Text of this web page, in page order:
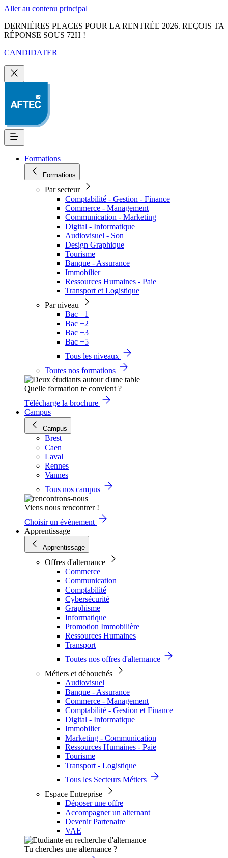
Aller au contenu principal
DERNIÈRES PLACES POUR LA RENTRÉE 2026. REÇOIS TA
RÉPONSE SOUS 72H !
CANDIDATER
Formations
Formations
Par secteur
Comptabilité - Gestion - Finance
Commerce - Management
Communication - Marketing
Digital - Informatique
Audiovisuel - Son
Design Graphique
Tourisme
Banque - Assurance
Immobilier
Ressources Humaines - Paie
Transport et Logistique
Par niveau
Bac +1
Bac +2
Bac +3
Bac +5
Tous les niveaux
Toutes nos formations
Quelle formation te convient ?
Télécharge la brochure
Campus
Campus
Brest
Caen
Laval
Rennes
Vannes
Tous nos campus
Viens nous rencontrer !
Choisir un évènement
Apprentissage
Apprentissage
Offres d'alternance
Commerce
Communication
Comptabilité
Cybersécurité
Graphisme
Informatique
Promotion Immobilière
Ressources Humaines
Transport
Toutes nos offres d'alternance
Métiers et débouchés
Audiovisuel
Banque - Assurance
Commerce - Management
Comptabilité - Gestion et Finance
Digital - Informatique
Immobilier
Marketing - Communication
Ressources Humaines - Paie
Tourisme
Transport - Logistique
Tous les Secteurs Métiers
Espace Entreprise
Déposer une offre
Accompagner un alternant
Devenir Partenaire
VAE
Tu cherches une alternance ?